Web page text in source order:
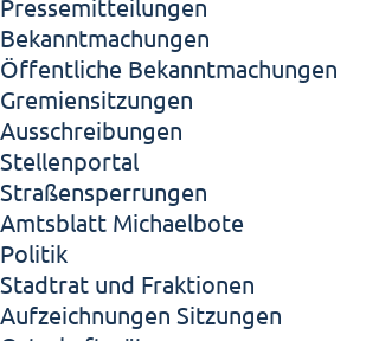
Pressemitteilungen
Bekanntmachungen
Öffentliche Bekanntmachungen
Gremiensitzungen
Ausschreibungen
Stellenportal
Straßensperrungen
Amtsblatt Michaelbote
Politik
Stadtrat und Fraktionen
Aufzeichnungen Sitzungen